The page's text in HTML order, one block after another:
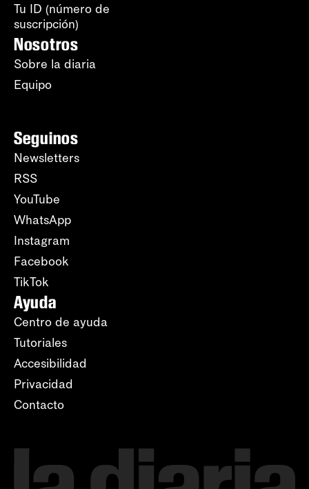
Tu ID (número de
suscripción)
Nosotros
Sobre la diaria
Equipo
Seguinos
Newsletters
RSS
YouTube
WhatsApp
Instagram
Facebook
TikTok
Ayuda
Centro de ayuda
Tutoriales
Accesibilidad
Privacidad
Contacto